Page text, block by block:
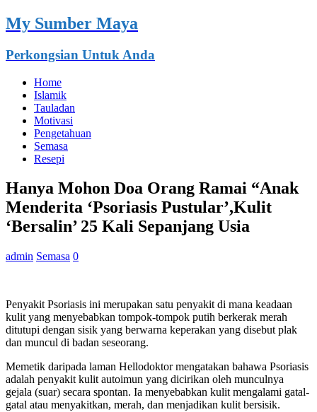
My Sumber Maya
Perkongsian Untuk Anda
Home
Islamik
Tauladan
Motivasi
Pengetahuan
Semasa
Resepi
Hanya Mohon Doa Orang Ramai “Anak
Menderita ‘Psoriasis Pustular’,Kulit
‘Bersalin’ 25 Kali Sepanjang Usia
admin Semasa 0
Penyakit Psoriasis ini merupakan satu penyakit di mana keadaan
kulit yang menyebabkan tompok-tompok putih berkerak merah
ditutupi dengan sisik yang berwarna keperakan yang disebut plak
dan muncul di badan seseorang.
Memetik daripada laman Hellodoktor mengatakan bahawa Psoriasis
adalah penyakit kulit autoimun yang dicirikan oleh munculnya
gejala (suar) secara spontan. Ia menyebabkan kulit mengalami gatal-
gatal atau menyakitkan, merah, dan menjadikan kulit bersisik.